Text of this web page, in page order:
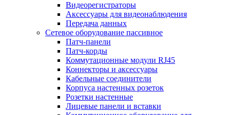
Видеорегистраторы
Аксессуары для видеонаблюдения
Передача данных
Сетевое оборудование пассивное
Патч-панели
Патч-корды
Коммутационные модули RJ45
Коннекторы и аксессуары
Кабельные соединители
Корпуса настенных розеток
Розетки настенные
Лицевые панели и вставки